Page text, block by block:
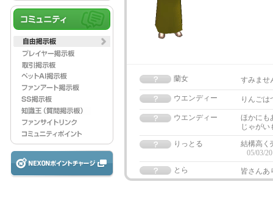
蘭女 すみま
ウエンディー りんご
ウエンディー
ほかにも
じゃが
りっとる
結構高く
05/03/
とら
皆さんあ